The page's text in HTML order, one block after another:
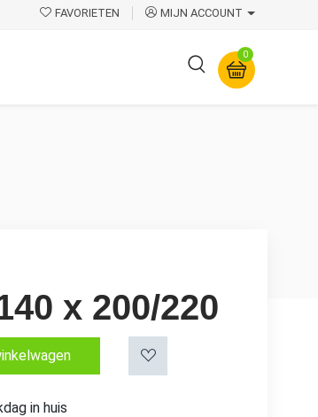
FAVORIETEN MIJN ACCOUNT
0
x 200/220
in huis